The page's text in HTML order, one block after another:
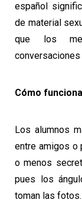
español
de material
que los
Cómo
Los alumnos
entre amigos o
o menos
pues los
toman las fotos.